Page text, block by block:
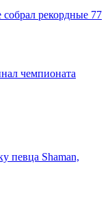
рекордные 77
чемпионата
певца Shaman,